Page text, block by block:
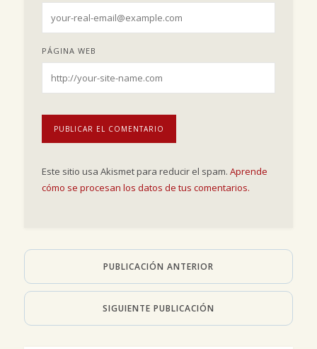
PÁGINA WEB
Este sitio usa Akismet para reducir el spam. Aprende
cómo se procesan los datos de tus comentarios.
PUBLICACIÓN ANTERIOR
SIGUIENTE PUBLICACIÓN